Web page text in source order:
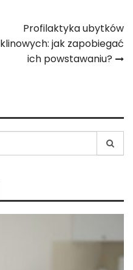
Profilaktyka ubytków
klinowych: jak zapobiegać
ich powstawaniu?